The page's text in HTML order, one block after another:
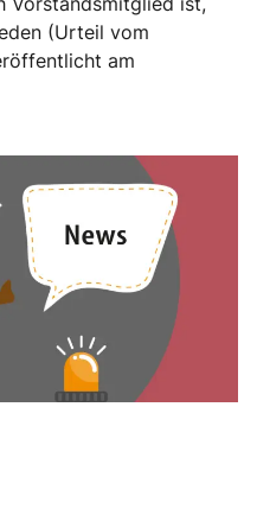
(Urteil vom
am